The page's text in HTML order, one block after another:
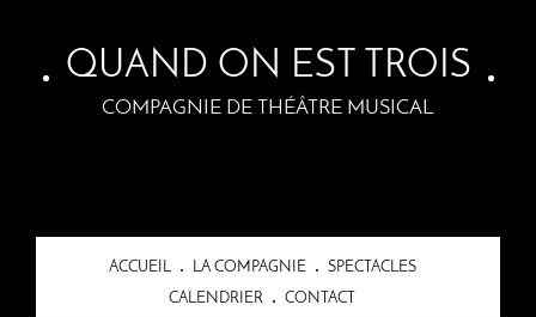
QUAND ON EST TROIS
COMPAGNIE DE THÉÂTRE MUSICAL
ACCUEIL LA COMPAGNIE
SPECTACLES
CALENDRIER
CONTACT